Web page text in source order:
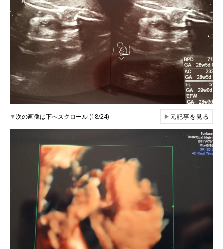
▼次の画像は下へスクロール (18/24) ▶元記事を見る